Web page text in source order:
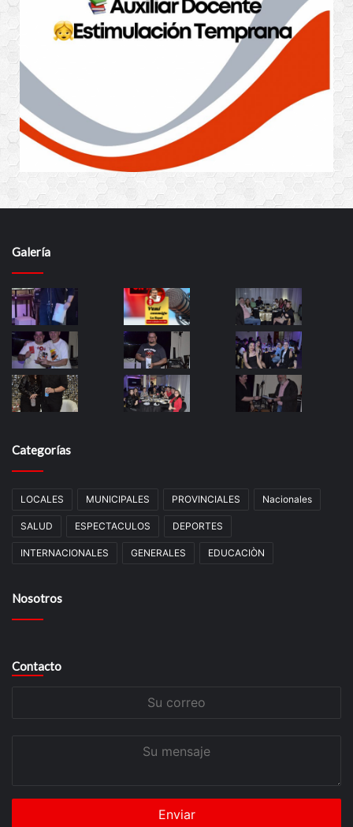
Galería
Categorías
LOCALES MUNICIPALES PROVINCIALES Nacionales
SALUD ESPECTACULOS DEPORTES
INTERNACIONALES GENERALES EDUCACIÒN
Nosotros
Contacto